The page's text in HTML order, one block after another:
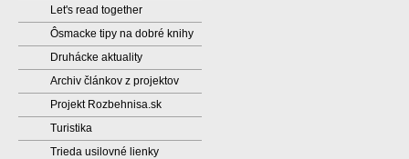
Let's read together
Ôsmacke tipy na dobré knihy
Druhácke aktuality
Archiv článkov z projektov
Projekt Rozbehnisa.sk
Turistika
Trieda usilovné lienky